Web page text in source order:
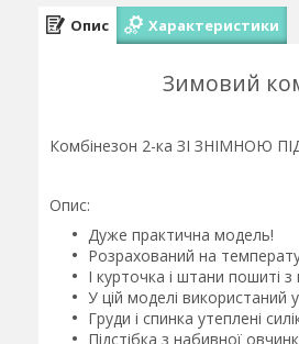
Опис Характеристики
Зимовий
Комбінезон 2-ка ЗІ ЗНІМНОЮ
Опис:
Дуже практична модель!
Розрахований на
І курточка і штани пошиті з
У цій моделі використаний
Груди і спинка утеплені
Підстібка з набивної